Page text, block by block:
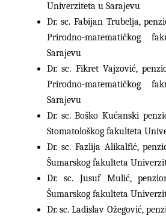
Univerziteta u Sarajevu
Dr. sc. Fabijan Trubelja,
Prirodno-matematičkog
Sarajevu
Dr. sc. Fikret Vajzović,
Prirodno-matematičkog
Sarajevu
Dr. sc. Boško Kućanski
Stomatološkog fakulteta
Dr. sc. Fazlija Alikalfić,
Šumarskog fakulteta
Dr. sc. Jusuf Mulić,
Šumarskog fakulteta
Dr. sc. Ladislav Ožegović,